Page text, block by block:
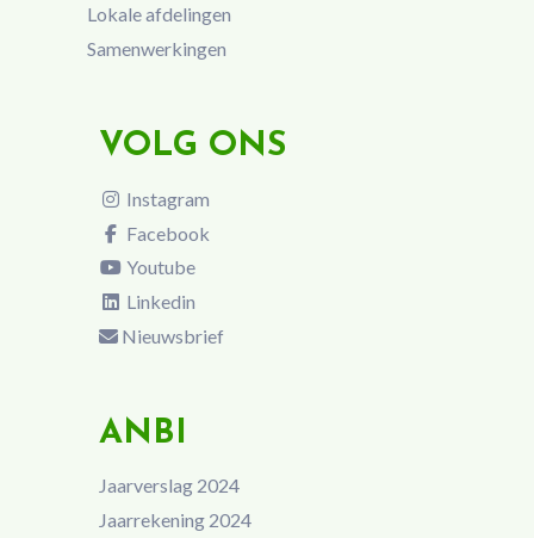
Lokale afdelingen
Samenwerkingen
VOLG ONS
Instagram
Facebook
Youtube
Linkedin
Nieuwsbrief
ANBI
Jaarverslag 2024
Jaarrekening 2024